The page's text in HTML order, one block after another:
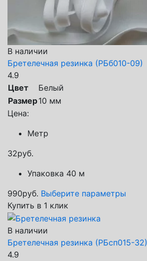
В наличии
Бретелечная резинка (РБб010-09)
4.9
Цвет
Белый
Размер10 мм
Цена:
Метр
32руб.
Упаковка 40 м
990руб. Выберите параметры
Купить в 1 клик
В наличии
Бретелечная резинка (РБсп015-32)
4.9